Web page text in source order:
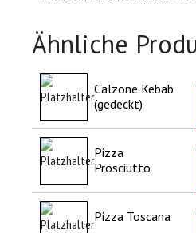
Ähnliche
Calzone Kebab
(gedeckt)
Pizza
Prosciutto
Pizza Toscana